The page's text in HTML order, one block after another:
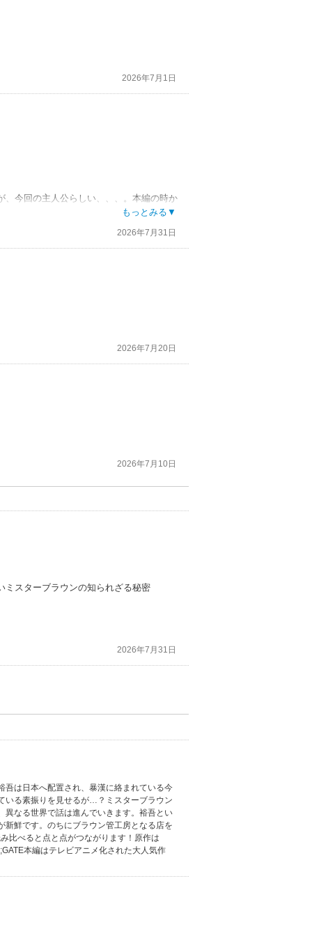
2026年7月1日
、今回の主人公らしい、、、。本編の時か
もっとみる▼
2026年7月31日
2026年7月20日
2026年7月10日
ミスターブラウンの知られざる秘密
2026年7月31日
吾は日本へ配置され、暴漢に絡まれている今
いる素振りを見せるが…？ミスターブラウン
異なる世界で話は進んでいきます。裕吾とい
新鮮です。のちにブラウン管工房となる店を
比べると点と点がつながります！原作は
本編はテレビアニメ化された大人気作